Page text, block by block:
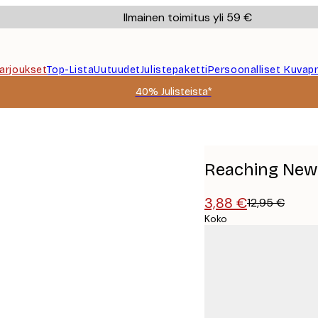
Ilmainen toimitus yli 59 €
Top-ListaUutuudetJulistepakettiPersoonalliset
40% Julisteista*
Reaching
3,88 €12,95 €
Koko